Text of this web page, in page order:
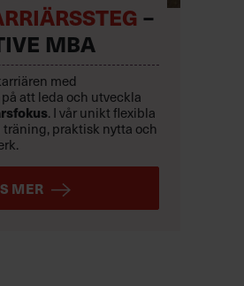
–
MBA
med
på att leda och utveckla
. I vår unikt flexibla
träning, praktisk nytta och
MER